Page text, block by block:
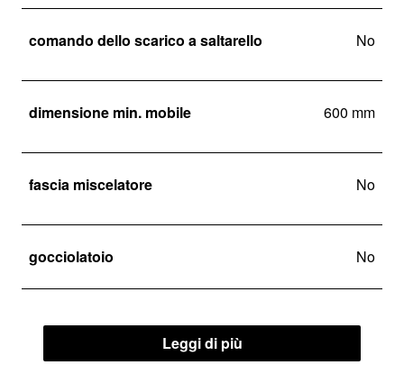
comando dello scarico a saltarello No
dimensione min. mobile 600 mm
fascia miscelatore No
gocciolatoio No
Leggi di più